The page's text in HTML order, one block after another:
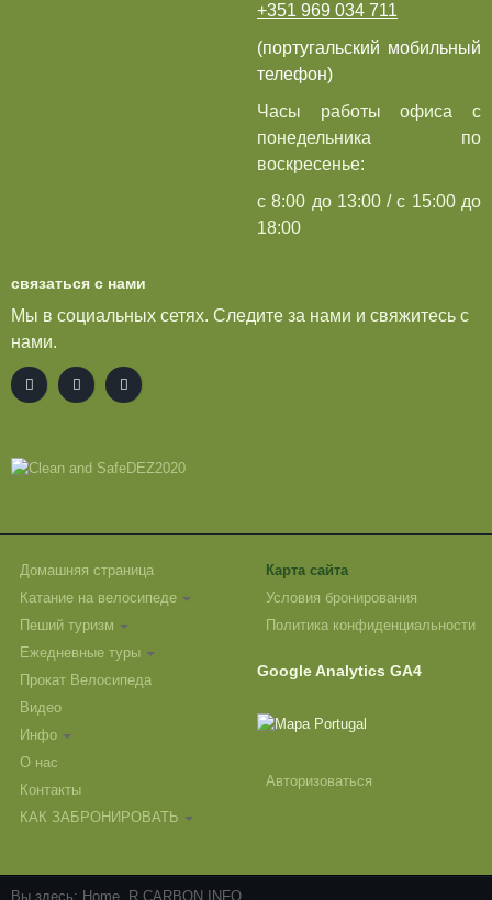
+351 969 034 711
(португальский мобильный
телефон)
Часы работы офиса с
понедельника по
воскресенье:
с 8:00 до 13:00 / с 15:00 до
18:00
связаться с нами
Мы в социальных сетях. Следите за нами и свяжитесь с
нами.
Домашняя страница
Катание на велосипеде
Пеший туризм
Ежедневные туры
Прокат Велосипеда
Видео
Инфо
О нас
Контакты
КАК ЗАБРОНИРОВАТЬ
Карта сайта
Условия бронирования
Политика конфиденциальности
Google Analytics GA4
Авторизоваться
Вы здесь: Home R CARBON INFO